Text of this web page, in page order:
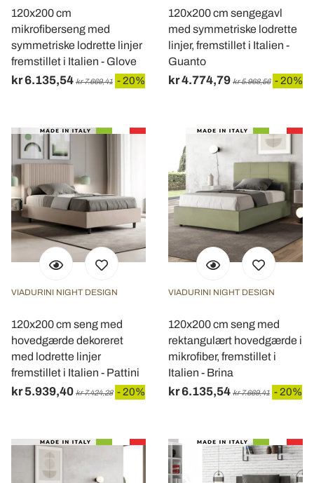
120x200 cm
mikrofiberseng med
symmetriske lodrette linjer
fremstillet i Italien - Glove
kr 6.135,54 kr 7.669,41 - 20%
120x200 cm sengegavl
med symmetriske lodrette
linjer, fremstillet i Italien -
Guanto
kr 4.774,79 kr 5.968,56 - 20%
VIADURINI NIGHT DESIGN
120x200 cm seng med
hovedgærde dekoreret
med lodrette linjer
fremstillet i Italien - Pattini
kr 5.939,40 kr 7.424,28 - 20%
VIADURINI NIGHT DESIGN
120x200 cm seng med
rektangulært hovedgærde i
mikrofiber, fremstillet i
Italien - Brina
kr 6.135,54 kr 7.669,41 - 20%